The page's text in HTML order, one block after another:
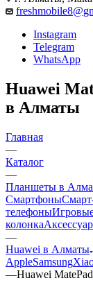
Instagram
Telegram
WhatsApp
Huawei
в Алматы
Главная
—
Каталог
—
Планшеты в
Смартфоны
телефоны
колонка
—
Huawei в Алматы
AppleSamsung
—Huawei